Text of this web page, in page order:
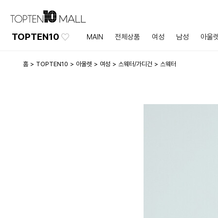
TOPTEN10 MAIN 전체상품 여성 남성 아울
홈 TOPTEN10 아울렛 여성 스웨터/가디건 스웨터